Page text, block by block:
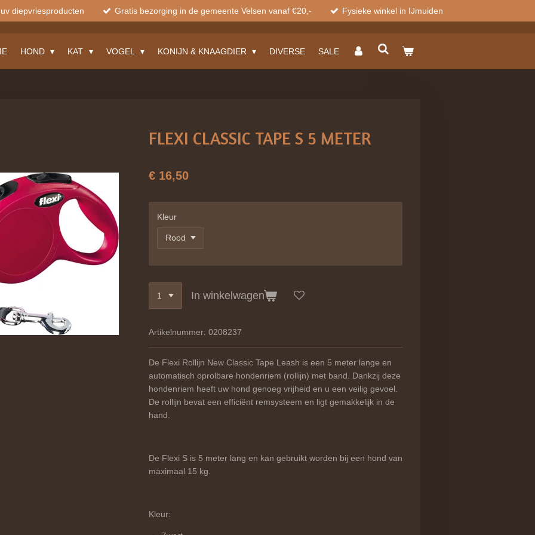
diepvriesproducten Gratis bezorging in de gemeente Velsen vanaf €20,- Fysieke winkel in IJmuiden
HOND KAT VOGEL KONIJN & KNAAGDIER DIVERSE SALE
FLEXI CLASSIC TAPE S 5 METER
€ 16,50
Kleur
In winkelwagen
Artikelnummer: 0208237
De Flexi Rollijn New Classic Tape Leash is een 5 meter lange en
automatisch oprolbare hondenriem (rollijn) met band. Dankzij deze
hondenriem heeft uw hond genoeg vrijheid en u een veilig gevoel.
De rollijn bevat een efficiënt remsysteem en ligt gemakkelijk in de
hand.
De Flexi S is 5 meter lang en kan gebruikt worden bij een hond van
maximaal 15 kg.
Kleur: